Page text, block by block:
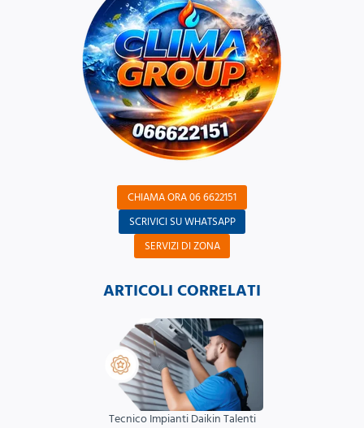
CHIAMA ORA 06 6622151
SCRIVICI SU WHATSAPP
SERVIZI DI ZONA
ARTICOLI CORRELATI
Tecnico Impianti Daikin Talenti